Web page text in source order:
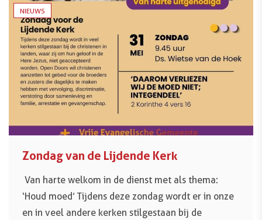
NIEUWS
Zondag van de Lijdende Kerk
Van harte welkom in de dienst met als thema:
‘Houd moed’ Tijdens deze zondag wordt er in onze
en in veel andere kerken stilgestaan bij de